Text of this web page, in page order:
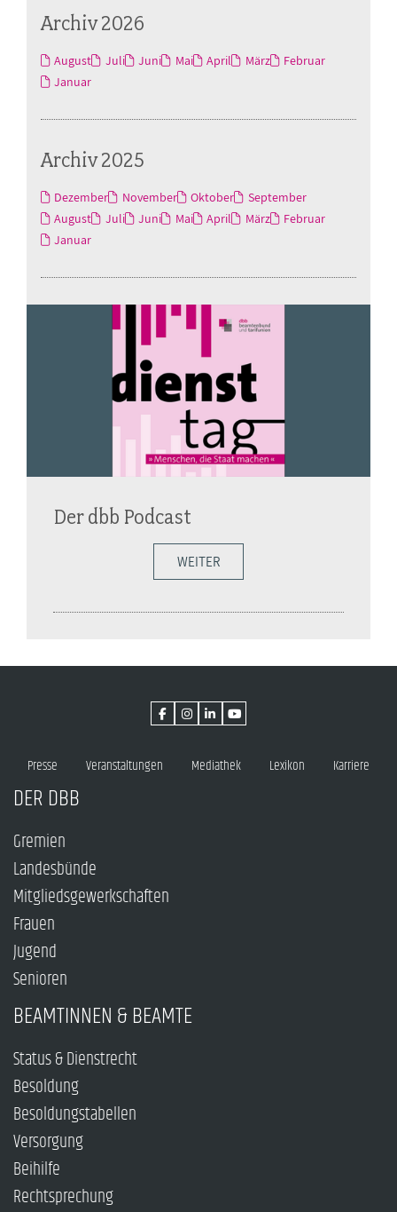
Archiv 2026
August Juli Juni Mai April März
Februar
Januar
Archiv 2025
Dezember November Oktober
September
August
Juli Juni Mai April März
Februar
Januar
Der dbb Podcast
WEITER
Presse Veranstaltungen Mediathek Lexikon Karriere
DER DBB
Gremien
Landesbünde
Mitgliedsgewerkschaften
Frauen
Jugend
Senioren
BEAMTINNEN & BEAMTE
Status & Dienstrecht
Besoldung
Besoldungstabellen
Versorgung
Beihilfe
Rechtsprechung